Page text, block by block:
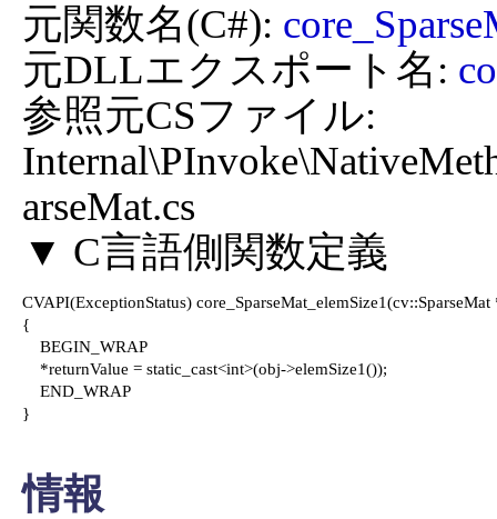
元関数名(C#):
元DLLエクスポート名:
参照元CSファイル:
arseMat.cs
CVAPI(ExceptionStatus)
{
    BEGIN_WRAP
    *returnValue = static_cast<int>(obj->elemSize1());
    END_WRAP
}
情報